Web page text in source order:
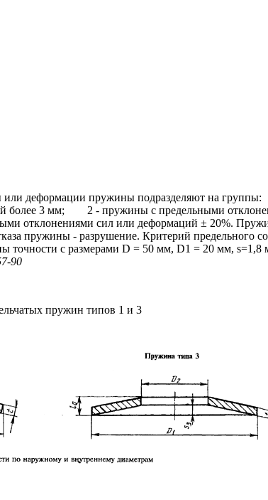
деформации пружины подразделяют на группы:
более 3 мм; 2 - пружины с предельными
отклонениями сил или деформаций ± 20%.
пружины - разрушение. Критерий предельного
точности с размерами D = 50 мм, D1 = 20 мм, s=1,8
90
пружин типов 1 и 3